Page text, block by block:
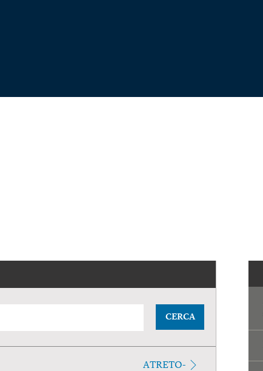
CERCA
ATRETO-